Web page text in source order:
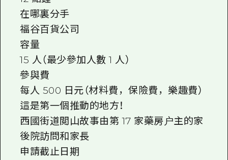
在哪裏分手
福谷百貨公司
容量
15 人（最少參加人數 1 人）
參與費
每人 500 日元（材料費，保險費，樂趣費）
這是第一個推動的地方！
西國街道閲山故事由第 17 家藥房户主的家
後院訪問和家長
申請截止日期